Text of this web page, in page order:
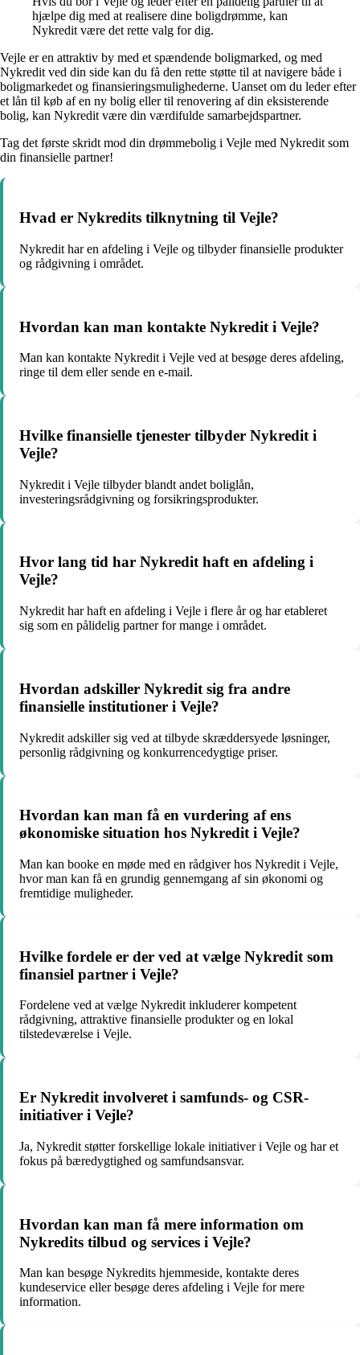
hjælpe dig med at realisere dine boligdrømme, kan
Nykredit være det rette valg for dig.
Vejle er en attraktiv by med et spændende boligmarked, og med
Nykredit ved din side kan du få den rette støtte til at navigere både i
boligmarkedet og finansieringsmulighederne. Uanset om du leder efter
et lån til køb af en ny bolig eller til renovering af din eksisterende
bolig, kan Nykredit være din værdifulde samarbejdspartner.
Tag det første skridt mod din drømmebolig i Vejle med Nykredit som
din finansielle partner!
Hvad er Nykredits tilknytning til Vejle?
Nykredit har en afdeling i Vejle og tilbyder finansielle produkter
og rådgivning i området.
Hvordan kan man kontakte Nykredit i Vejle?
Man kan kontakte Nykredit i Vejle ved at besøge deres afdeling,
ringe til dem eller sende en e-mail.
Hvilke finansielle tjenester tilbyder Nykredit i
Vejle?
Nykredit i Vejle tilbyder blandt andet boliglån,
investeringsrådgivning og forsikringsprodukter.
Hvor lang tid har Nykredit haft en afdeling i
Vejle?
Nykredit har haft en afdeling i Vejle i flere år og har etableret
sig som en pålidelig partner for mange i området.
Hvordan adskiller Nykredit sig fra andre
finansielle institutioner i Vejle?
Nykredit adskiller sig ved at tilbyde skræddersyede løsninger,
personlig rådgivning og konkurrencedygtige priser.
Hvordan kan man få en vurdering af ens
økonomiske situation hos Nykredit i Vejle?
Man kan booke en møde med en rådgiver hos Nykredit i Vejle,
hvor man kan få en grundig gennemgang af sin økonomi og
fremtidige muligheder.
Hvilke fordele er der ved at vælge Nykredit som
finansiel partner i Vejle?
Fordelene ved at vælge Nykredit inkluderer kompetent
rådgivning, attraktive finansielle produkter og en lokal
tilstedeværelse i Vejle.
Er Nykredit involveret i samfunds- og CSR-
initiativer i Vejle?
Ja, Nykredit støtter forskellige lokale initiativer i Vejle og har et
fokus på bæredygtighed og samfundsansvar.
Hvordan kan man få mere information om
Nykredits tilbud og services i Vejle?
Man kan besøge Nykredits hjemmeside, kontakte deres
kundeservice eller besøge deres afdeling i Vejle for mere
information.